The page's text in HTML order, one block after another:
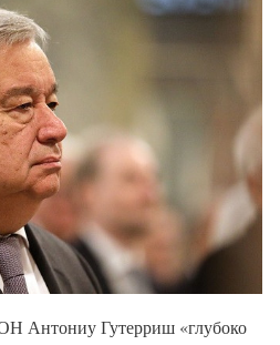
Антониу Гутерриш «глубоко